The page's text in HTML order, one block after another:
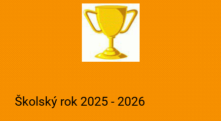
Školský rok 2025 - 2026